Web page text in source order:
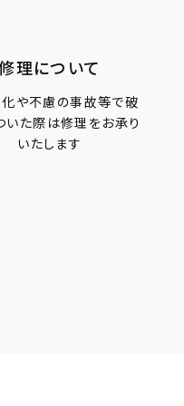
理について
や不慮の事故等で破
いた際は修理をお承り
いたします